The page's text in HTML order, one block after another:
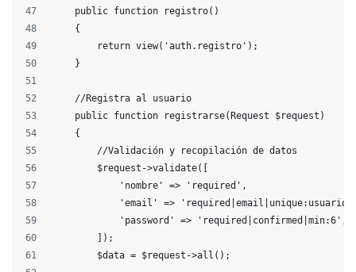
    public function registro()
    {
        return view('auth.registro');
    }
    //Registra al usuario
    public function registrarse(Request $request)
    {
        //Validación y recopilación de datos
        $request->validate([
            'nombre' => 'required',
'email' =>
            'password' => 'required|confirmed|min:6',
        ]);
        $data = $request->all();